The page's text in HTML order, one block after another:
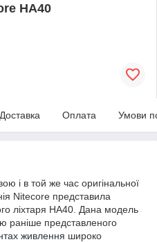
HA40
Доставка Оплата Умови
і в той же час оригінальної
Nitecore представила
ліхтаря HA40. Дана модель
раніше представленого
живлення широко